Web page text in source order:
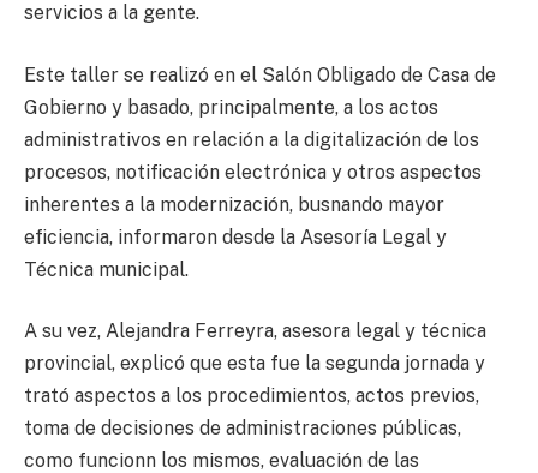
servicios a la gente.
Este taller se realizó en el Salón Obligado de Casa de
Gobierno y basado, principalmente, a los actos
administrativos en relación a la digitalización de los
procesos, notificación electrónica y otros aspectos
inherentes a la modernización, busnando mayor
eficiencia, informaron desde la Asesoría Legal y
Técnica municipal.
A su vez, Alejandra Ferreyra, asesora legal y técnica
provincial, explicó que esta fue la segunda jornada y
trató aspectos a los procedimientos, actos previos,
toma de decisiones de administraciones públicas,
como funcionn los mismos, evaluación de las